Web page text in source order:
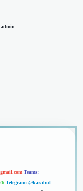
admin
Teams:
Telegram: @karabul